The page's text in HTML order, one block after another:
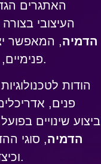
האתגרים
העיצובי
הדמיה, המאפשר
פנימיים, כולל תאורה, טקסטורות, צבעים וסידור רהיטים.
הודות
פנים,
ביצוע שינויים
הדמיה, סוגי
וכיצד לבחור ספק מקצועי להפקת הדמיות איכותיות.